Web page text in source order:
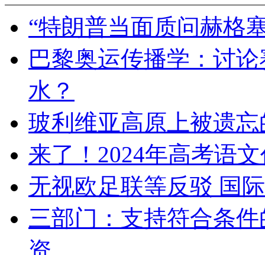
“特朗普当面质问赫格
巴黎奥运传播学：讨
水？
玻利维亚高原上被遗忘
来了！2024年高考语
无视欧足联等反驳 国
三部门：支持符合条